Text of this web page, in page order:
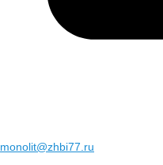
monolit@zhbi77.ru